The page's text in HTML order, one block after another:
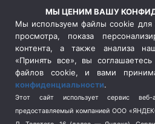
(510)
Сельское хозяйство (3)
Социальная политика
(3)
Спецоперация в Украине
Спецоперация на Украине
(404)
Спорт (740)
Терроризм (1)
МЫ ЦЕНИМ ВАШУ
Мы используем файлы cookie для
просмотра, показа
контента, а также анализа
«Принять все», вы
файлов cookie, и вами
конфиденциальности.
Этот сайт использует сервис веб-
предоставляемый компанией ООО